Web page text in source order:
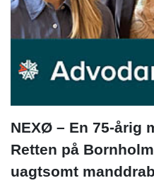
NEXØ – En 75-årig
Retten på
uagtsomt